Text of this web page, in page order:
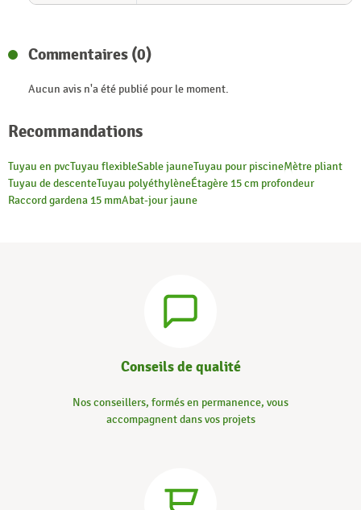
Commentaires (0)
Aucun avis n'a été publié pour le moment.
Recommandations
Tuyau en pvcTuyau flexibleSable jauneTuyau pour piscineMètre pliant
Tuyau de descenteTuyau polyéthylèneÉtagère 15 cm profondeur
Raccord gardena 15 mmAbat-jour jaune
Conseils de qualité
Nos conseillers, formés en permanence, vous
accompagnent dans vos projets